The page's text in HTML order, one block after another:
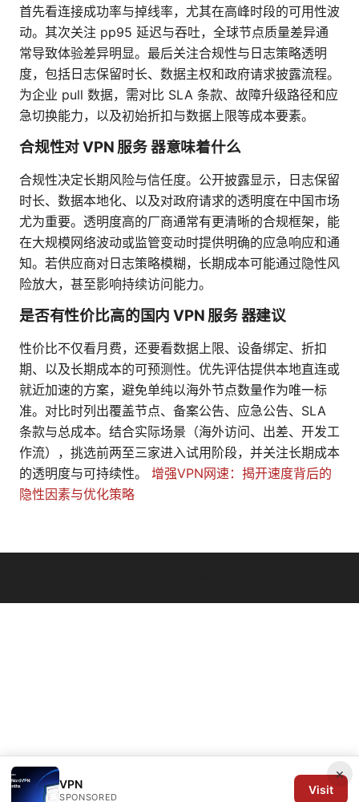
首先看连接成功率与掉线率，尤其在高峰时段的可用性波
动。其次关注 pp95 延迟与吞吐，全球节点质量差异通
常导致体验差异明显。最后关注合规性与日志策略透明
度，包括日志保留时长、数据主权和政府请求披露流程。
为企业 pull 数据，需对比 SLA 条款、故障升级路径和应
急切换能力，以及初始折扣与数据上限等成本要素。
合规性对 VPN 服务 器意味着什么
合规性决定长期风险与信任度。公开披露显示，日志保留
时长、数据本地化、以及对政府请求的透明度在中国市场
尤为重要。透明度高的厂商通常有更清晰的合规框架，能
在大规模网络波动或监管变动时提供明确的应急响应和通
知。若供应商对日志策略模糊，长期成本可能通过隐性风
险放大，甚至影响持续访问能力。
是否有性价比高的国内 VPN 服务 器建议
性价比不仅看月费，还要看数据上限、设备绑定、折扣
期、以及长期成本的可预测性。优先评估提供本地直连或
就近加速的方案，避免单纯以海外节点数量作为唯一标
准。对比时列出覆盖节点、备案公告、应急公告、SLA
条款与总成本。结合实际场景（海外访问、出差、开发工
作流），挑选前两至三家进入试用阶段，并关注长期成本
的透明度与可持续性。 增强VPN网速：揭开速度背后的
隐性因素与优化策略
×
VPN
SPONSORED
Visit